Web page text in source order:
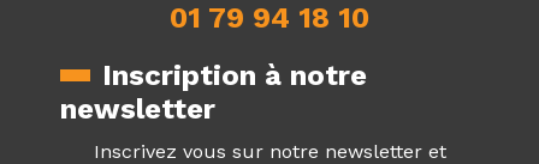
01 79 94 18 10
Inscription à notre
newsletter
Inscrivez vous sur notre newsletter et